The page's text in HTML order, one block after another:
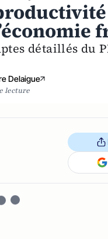
détaillés du
Delaigue
lecture